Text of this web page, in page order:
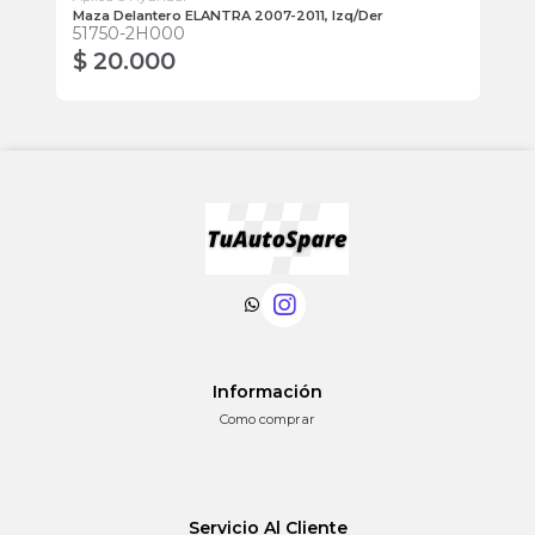
Maza Delantero ELANTRA 2007-2011, Izq/Der
51750-2H000
$ 20.000
Información
Como comprar
Servicio Al Cliente